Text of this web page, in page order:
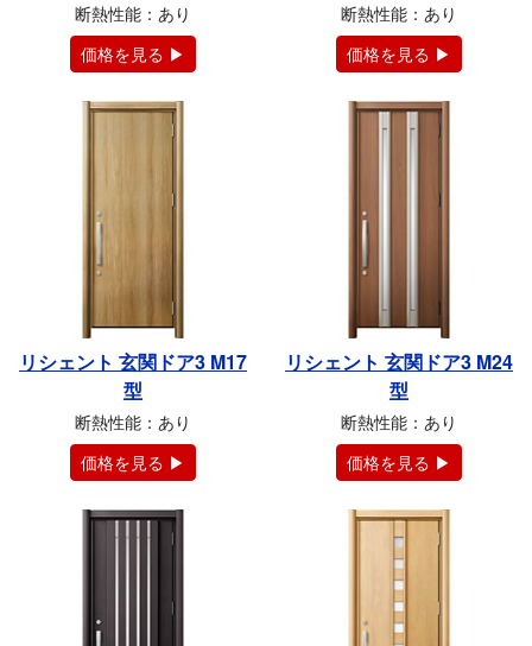
断熱性能：あり
価格を見る ▶
断熱性能：あり
価格を見る ▶
リシェント 玄関ドア3 M17
型
断熱性能：あり
価格を見る ▶
リシェント 玄関ドア3 M24
型
断熱性能：あり
価格を見る ▶